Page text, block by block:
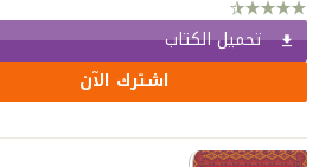
تحميل الكتاب
اشترك الآن